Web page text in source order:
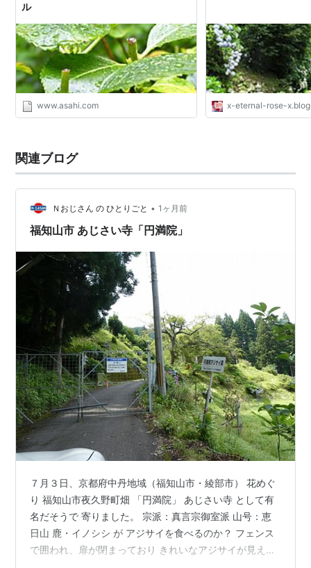
ル
www.asahi.com x-eternal-rose-
関連ブログ
Ｎおじさん の ひとりごと • 1ヶ月前
福知山市 あじさい寺「円満院」
７月３日、京都府中丹地域（福知山市・綾部市） 花めぐ
り 福知山市夜久野町畑 「円満院」 あじさい寺 として有
名だそうで 寄りました。 宗派：真言宗御室派 山号：恵
日山 鹿・イノシシ が アジサイを食べるのか？ フェンス
で囲われ、扉が閉まっており きれいなアジサイが見えた